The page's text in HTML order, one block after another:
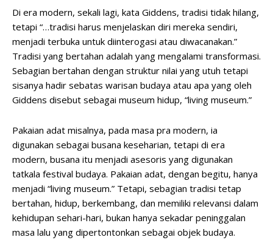
Di era modern, sekali lagi, kata Giddens, tradisi tidak hilang,
tetapi “…tradisi harus menjelaskan diri mereka sendiri,
menjadi terbuka untuk diinterogasi atau diwacanakan.”
Tradisi yang bertahan adalah yang mengalami transformasi.
Sebagian bertahan dengan struktur nilai yang utuh tetapi
sisanya hadir sebatas warisan budaya atau apa yang oleh
Giddens disebut sebagai museum hidup, “living museum.”
Pakaian adat misalnya, pada masa pra modern, ia
digunakan sebagai busana keseharian, tetapi di era
modern, busana itu menjadi asesoris yang digunakan
tatkala festival budaya. Pakaian adat, dengan begitu, hanya
menjadi “living museum.” Tetapi, sebagian tradisi tetap
bertahan, hidup, berkembang, dan memiliki relevansi dalam
kehidupan sehari-hari, bukan hanya sekadar peninggalan
masa lalu yang dipertontonkan sebagai objek budaya.